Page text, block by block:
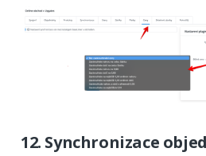
12. Synchronizace